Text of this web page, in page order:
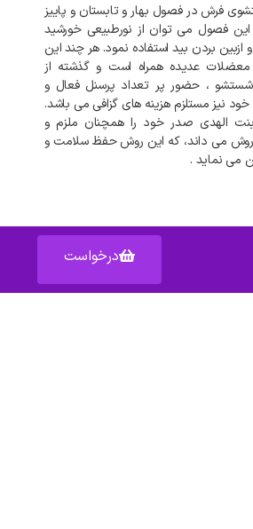
فرش در فصول بهار و تابستان و پاییز
فصول می توان از نورطبیعی خورشید
بردن بید استفاده نمود. هر چند این
عدیده همراه است و گذشته از
، حضور پر تعداد پرسنل فعال و
نیز مستلزم هزینه های گزافی می باشد.
الهدی صدر خود را همچنان ملزم و
روش می داند، که این روش حفظ سلامت و
می نماید .
درخواست